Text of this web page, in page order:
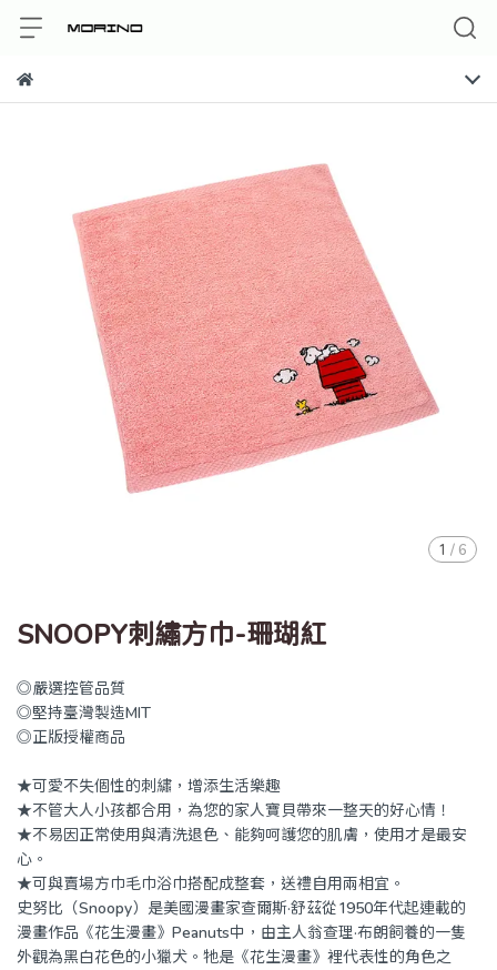
1 / 6
SNOOPY刺繡方巾-珊瑚紅
◎嚴選控管品質
◎堅持臺灣製造MIT
◎正版授權商品
★可愛不失個性的刺繡，增添生活樂趣
★不管大人小孩都合用，為您的家人寶貝帶來一整天的好心情！
★不易因正常使用與清洗退色、能夠呵護您的肌膚，使用才是最安
心。
★可與賣場方巾毛巾浴巾搭配成整套，送禮自用兩相宜。
史努比（Snoopy）是美國漫畫家查爾斯·舒茲從1950年代起連載的
漫畫作品《花生漫畫》Peanuts中，由主人翁查理·布朗飼養的一隻
外觀為黑白花色的小獵犬。牠是《花生漫畫》裡代表性的角色之